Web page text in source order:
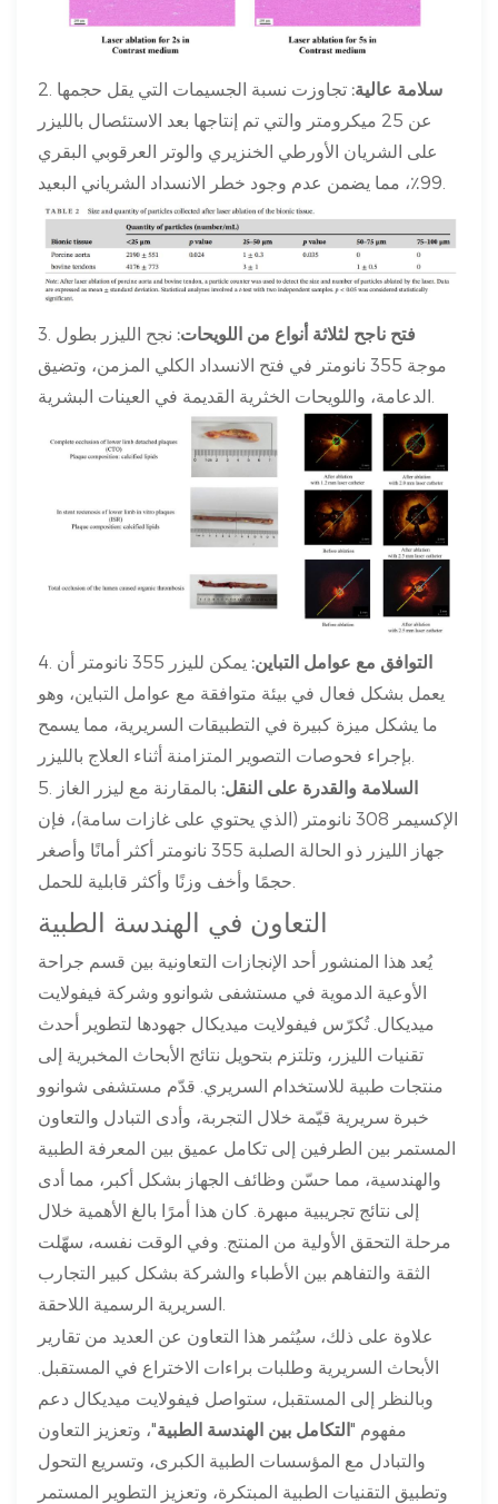
2. سلامة عالية: تجاوزت نسبة الجسيمات التي يقل حجمها
عن 25 ميكرومتر والتي تم إنتاجها بعد الاستئصال بالليزر
على الشريان الأورطي الخنزيري والوتر العرقوبي البقري
3. فتح ناجح لثلاثة أنواع من اللويحات: نجح الليزر بطول
موجة 355 نانومتر في فتح الانسداد الكلي المزمن، وتضيق
4. التوافق مع عوامل التباين:
يمكن لليزر 355 نانومتر أن
يعمل بشكل فعال في بيئة متوافقة مع عوامل التباين، وهو
ما يشكل ميزة كبيرة في التطبيقات السريرية، مما يسمح
5.
السلامة والقدرة على النقل: بالمقارنة مع ليزر الغاز
الإكسيمر 308 نانومتر (الذي يحتوي على غازات سامة)، فإن
جهاز الليزر ذو الحالة الصلبة 355 نانومتر أكثر أمانًا وأصغر
التعاون في الهندسة الطبية
يُعد هذا المنشور أحد الإنجازات التعاونية بين قسم جراحة
الأوعية الدموية في مستشفى شوانوو وشركة فيفولايت
ميديكال. تُكرّس فيفولايت ميديكال جهودها لتطوير أحدث
تقنيات الليزر، وتلتزم بتحويل نتائج الأبحاث المخبرية إلى
منتجات طبية للاستخدام السريري. قدّم مستشفى شوانوو
خبرة سريرية قيّمة خلال التجربة، وأدى التبادل والتعاون
المستمر بين الطرفين إلى تكامل عميق بين المعرفة الطبية
والهندسية، مما حسّن وظائف الجهاز بشكل أكبر، مما أدى
إلى نتائج تجريبية مبهرة. كان هذا أمرًا بالغ الأهمية خلال
مرحلة التحقق الأولية من المنتج. وفي الوقت نفسه، سهّلت
الثقة والتفاهم بين الأطباء والشركة بشكل كبير التجارب
علاوة على ذلك، سيُثمر هذا التعاون عن العديد من تقارير
الأبحاث السريرية وطلبات براءات الاختراع في المستقبل.
وبالنظر إلى المستقبل، ستواصل فيفولايت ميديكال دعم
مفهوم "التكامل بين الهندسة الطبية"، وتعزيز التعاون
والتبادل مع المؤسسات الطبية الكبرى، وتسريع التحول
وتطبيق التقنيات الطبية المبتكرة، وتعزيز التطوير المستمر